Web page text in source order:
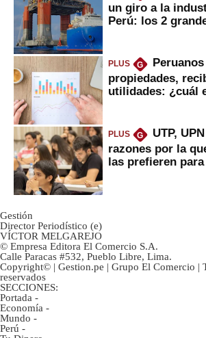
un giro a la
Perú: los 2
PLUS G
propiedades,
utilidades: ¿cuál
PLUS G
UTP,
razones por la
las prefieren
Gestión
Director Periodístico (e)
VÍCTOR MELGAREJO
© Empresa Editora El Comercio S.A.
Calle Paracas #532, Pueblo Libre, Lima.
Copyright© | Gestion.pe | Grupo El Comercio |
reservados
SECCIONES:
Portada -
Economía -
Mundo -
Perú -